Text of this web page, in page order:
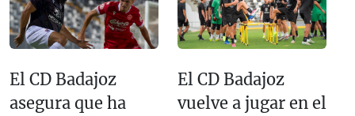
El CD Badajoz
asegura que ha
El CD Badajoz
vuelve a jugar en el